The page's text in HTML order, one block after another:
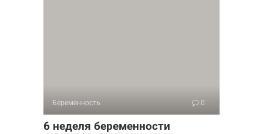
Беременность 0
6 неделя беременности